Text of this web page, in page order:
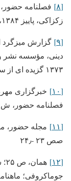
[۸]
فصلنامه حضور،
زکزاکی، پاییز ۱۳۸۴، ش ۵۴، صص ۲۶۹-۲۷۰.
[۹]
گزارش میزگرد
دینی، مؤسسه نشر و
۱۳۷۳ گزیده ای از سخنان شیخ زکزاکی
[۱۰]
فصلنامه حضور، ش۵۴، ص۲۷۰
[۱۱]
صص ۲۳ -۲۴٫
[۱۲]
جوماکروفی؛ ماهنامه فکه، ش ۱۴۶،